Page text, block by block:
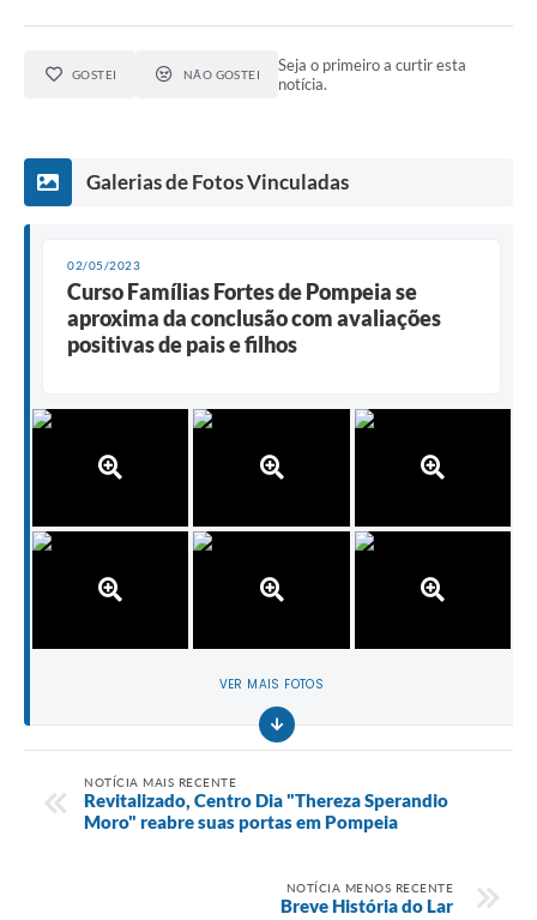
GOSTEI NÃO GOSTEI
Seja o primeiro a curtir esta
notícia.
Galerias de Fotos Vinculadas
02/05/2023
Curso Famílias Fortes de Pompeia se
aproxima da conclusão com avaliações
positivas de pais e filhos
VER MAIS FOTOS
NOTÍCIA MAIS RECENTE
Revitalizado, Centro Dia "Thereza Sperandio
Moro" reabre suas portas em Pompeia
NOTÍCIA MENOS RECENTE
Breve História do Lar